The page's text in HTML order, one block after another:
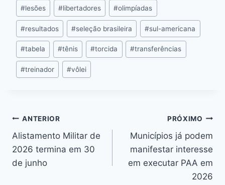
#lesões #libertadores #olimpíadas
#resultados #seleção brasileira #sul-americana
#tabela #tênis #torcida #transferências
#treinador #vôlei
ANTERIOR
Alistamento Militar de
2026 termina em 30
de junho
PRÓXIMO
Municípios já podem
manifestar interesse
em executar PAA em
2026